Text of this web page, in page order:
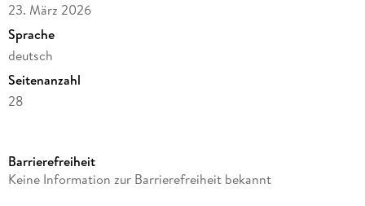
23. März 2026
Sprache
deutsch
Seitenanzahl
28
Autor/Autorin
Barrierefreiheit
Keine Information zur Barrierefreiheit bekannt